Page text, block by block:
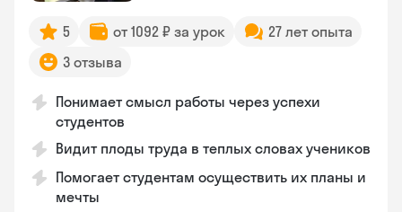
5 от 1092 ₽ за урок
27 лет опыта
3 отзыва
Понимает смысл работы через успехи
студентов
Видит плоды труда в теплых словах учеников
Помогает студентам осуществить их планы и
мечты